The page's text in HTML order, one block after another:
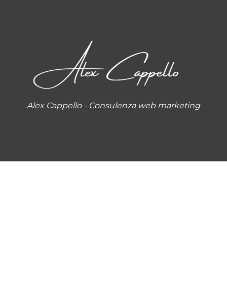
Alex Cappello - Consulenza web marketing